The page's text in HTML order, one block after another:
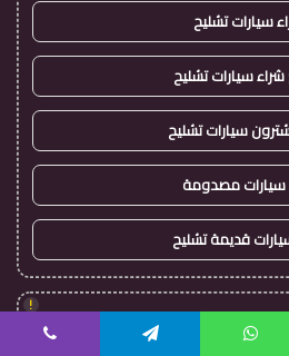
سيارات تشليح
سيارات تشليح
سيارات تشليح
سيارات مصدومة
قديمة تشليح
!
كورة 365